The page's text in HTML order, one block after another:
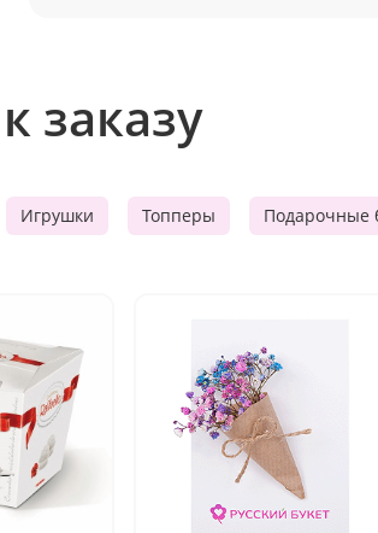
заказу
Игрушки Топперы Подарочные